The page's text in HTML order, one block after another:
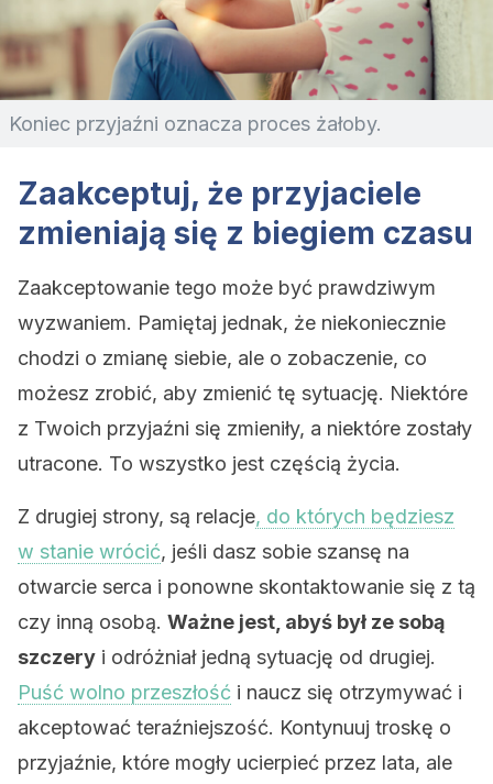
Koniec przyjaźni oznacza proces żałoby.
Zaakceptuj, że przyjaciele
zmieniają się z biegiem czasu
Zaakceptowanie tego może być prawdziwym
wyzwaniem. Pamiętaj jednak, że niekoniecznie
chodzi o zmianę siebie, ale o zobaczenie, co
możesz zrobić, aby zmienić tę sytuację. Niektóre
z Twoich przyjaźni się zmieniły, a niektóre zostały
utracone. To wszystko jest częścią życia.
Z drugiej strony, są relacje, do których będziesz
w stanie wrócić, jeśli dasz sobie szansę na
otwarcie serca i ponowne skontaktowanie się z tą
czy inną osobą. Ważne jest, abyś był ze sobą
szczery i odróżniał jedną sytuację od drugiej.
Puść wolno przeszłość i naucz się otrzymywać i
akceptować teraźniejszość. Kontynuuj troskę o
przyjaźnie, które mogły ucierpieć przez lata, ale